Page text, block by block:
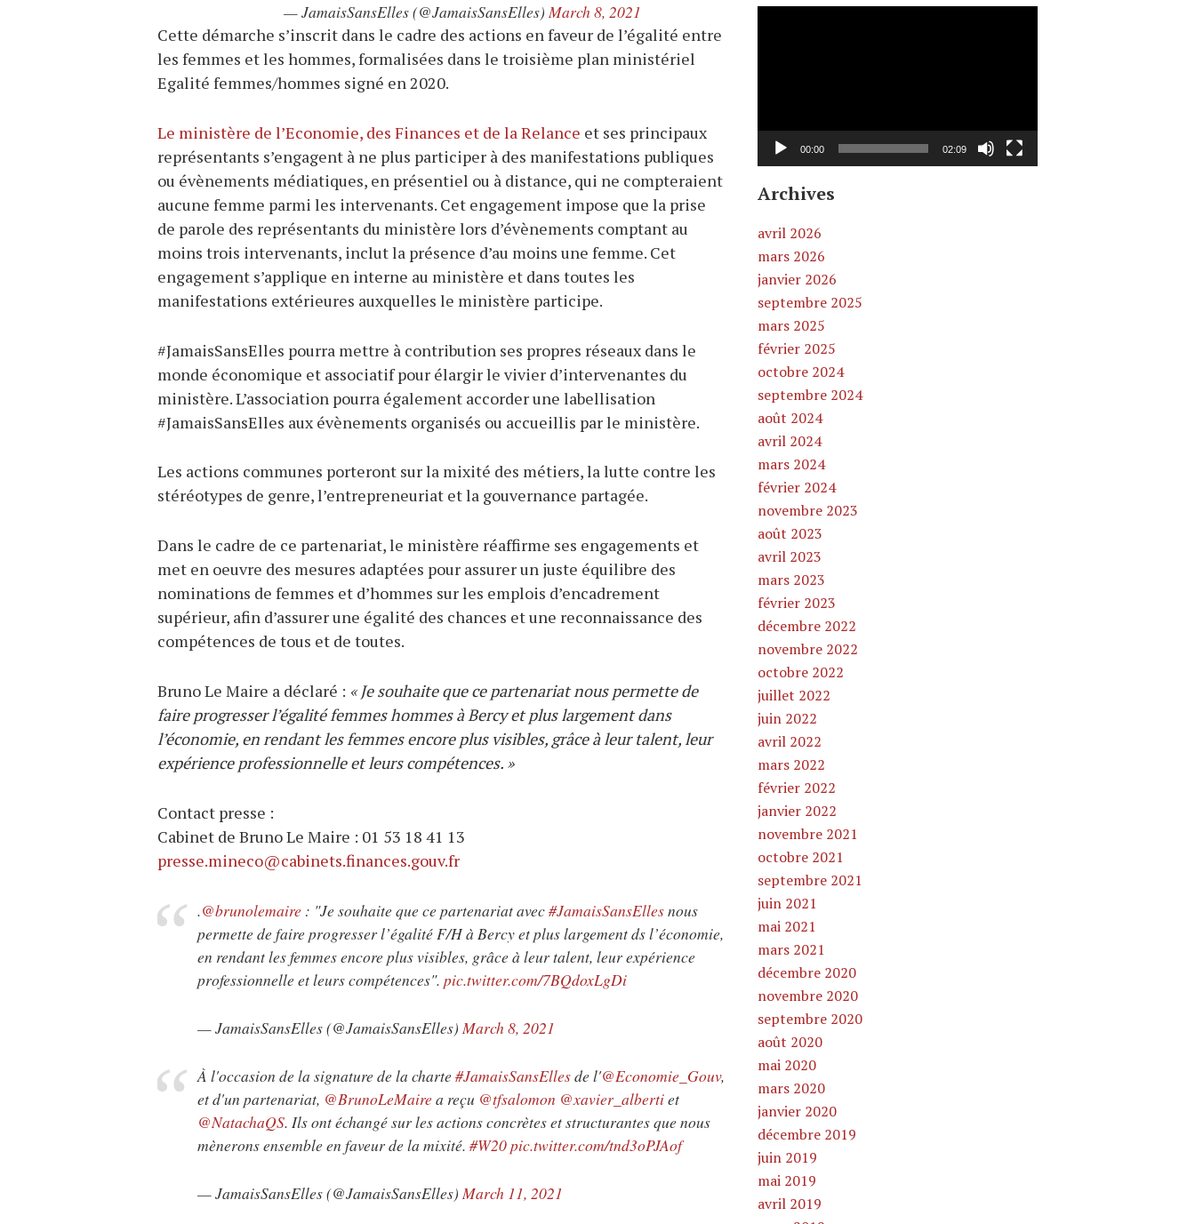
— JamaisSansElles (@JamaisSansElles) March 8, 2021
Cette démarche s’inscrit dans le cadre des actions en faveur de l’égalité entre
les femmes et les hommes, formalisées dans le troisième plan ministériel
Egalité femmes/hommes signé en 2020.
Le ministère de l’Economie, des Finances et de la Relance et ses principaux
représentants s’engagent à ne plus participer à des manifestations publiques
ou évènements médiatiques, en présentiel ou à distance, qui ne compteraient
aucune femme parmi les intervenants. Cet engagement impose que la prise
de parole des représentants du ministère lors d’évènements comptant au
moins trois intervenants, inclut la présence d’au moins une femme. Cet
engagement s’applique en interne au ministère et dans toutes les
manifestations extérieures auxquelles le ministère participe.
#JamaisSansElles pourra mettre à contribution ses propres réseaux dans le
monde économique et associatif pour élargir le vivier d’intervenantes du
ministère. L’association pourra également accorder une labellisation
#JamaisSansElles aux évènements organisés ou accueillis par le ministère.
Les actions communes porteront sur la mixité des métiers, la lutte contre les
stéréotypes de genre, l’entrepreneuriat et la gouvernance partagée.
Dans le cadre de ce partenariat, le ministère réaffirme ses engagements et
met en oeuvre des mesures adaptées pour assurer un juste équilibre des
nominations de femmes et d’hommes sur les emplois d’encadrement
supérieur, afin d’assurer une égalité des chances et une reconnaissance des
compétences de tous et de toutes.
Bruno Le Maire a déclaré : « Je souhaite que ce partenariat nous permette de
faire progresser l’égalité femmes hommes à Bercy et plus largement dans
l’économie, en rendant les femmes encore plus visibles, grâce à leur talent, leur
expérience professionnelle et leurs compétences. »
Contact presse :
Cabinet de Bruno Le Maire : 01 53 18 41 13
presse.mineco@cabinets.finances.gouv.fr
.@brunolemaire : "Je souhaite que ce partenariat avec#JamaisSansEllesnous
permette de faire progresser l’égalité F/H à Bercy et plus largement ds l’économie,
en rendant les femmes encore plus visibles, grâce à leur talent, leur expérience
professionnelle et leurs compétences". pic.twitter.com/7BQdoxLgDi
— JamaisSansElles (@JamaisSansElles) March 8, 2021
À l'occasion de la signature de la charte #JamaisSansEllesde l'@Economie_Gouv,
et d'un partenariat, @BrunoLeMaire a reçu @tfsalomon @xavier_albertiet
@NatachaQS. Ils ont échangé sur les actions concrètes et structurantes que nous
mènerons ensemble en faveur de la mixité. #W20pic.twitter.com/tnd3oPJAof
— JamaisSansElles (@JamaisSansElles) March 11, 2021
00:00 02:09
Archives
avril 2026
mars 2026
janvier 2026
septembre 2025
mars 2025
février 2025
octobre 2024
septembre 2024
août 2024
avril 2024
mars 2024
février 2024
novembre 2023
août 2023
avril 2023
mars 2023
février 2023
décembre 2022
novembre 2022
octobre 2022
juillet 2022
juin 2022
avril 2022
mars 2022
février 2022
janvier 2022
novembre 2021
octobre 2021
septembre 2021
juin 2021
mai 2021
mars 2021
décembre 2020
novembre 2020
septembre 2020
août 2020
mai 2020
mars 2020
janvier 2020
décembre 2019
juin 2019
mai 2019
avril 2019